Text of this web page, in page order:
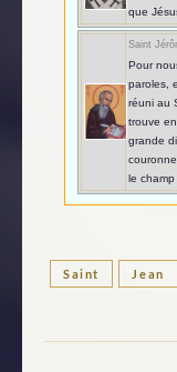
que
Saint
Pour
paroles,
réuni au
trouve
grande
le
Saint Jean